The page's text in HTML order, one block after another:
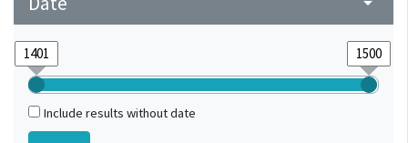
Include results without date